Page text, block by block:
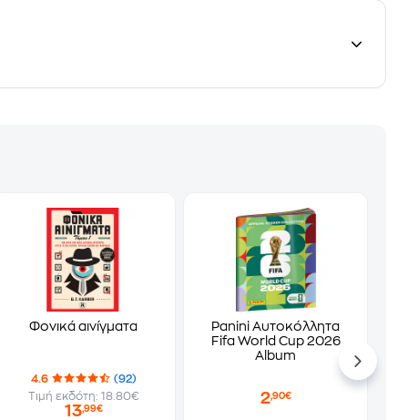
Φονικά αινίγματα
4.6
(92)
Τιμή εκδότη: 18.80€
13,99€
Panini Αυτοκόλλητα
Fifa World Cup 2026
Album
2,90€